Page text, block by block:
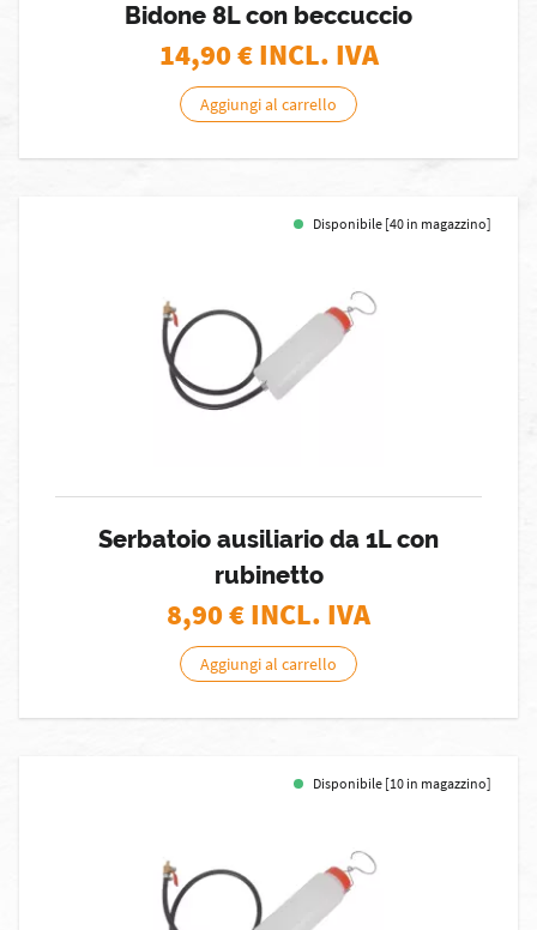
Bidone 8L con beccuccio
14,90€ INCL. IVA
Aggiungi al carrello
Disponibile [40 in magazzino]
Serbatoio ausiliario da 1L con
rubinetto
8,90€ INCL. IVA
Aggiungi al carrello
Disponibile [10 in magazzino]